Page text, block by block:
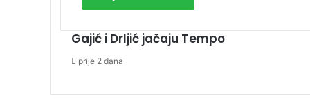
Gajić i Drljić jačaju Tempo
prije 2 dana